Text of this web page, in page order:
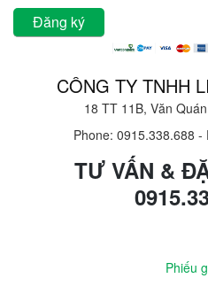
CÔNG TY TNHH
18 TT 11B, Văn
Phone: 0915.338.688 -
TƯ VẤN &
Phiếu